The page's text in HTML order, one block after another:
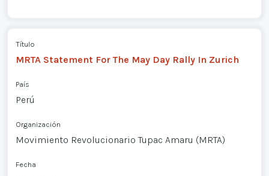
Título
MRTA Statement For The May Day Rally In Zurich
País
Perú
Organización
Movimiento Revolucionario Tupac Amaru (MRTA)
Fecha